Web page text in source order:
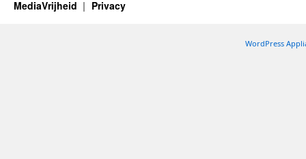
MediaVrijheid Privacy
WordPress